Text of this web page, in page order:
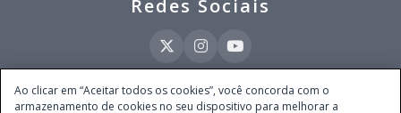
Redes Sociais
Este site é operado pela Ventmear Brasil LTDA (CNPJ 52.868.380/0001-84), com
Ao clicar em “Aceitar todos os cookies”, você concorda com o
armazenamento de cookies no seu dispositivo para melhorar a